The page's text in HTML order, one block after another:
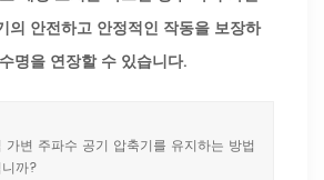
의 안전하고 안정적인 작동을 보장하
명을 연장할 수 있습니다.
가변 주파수 공기 압축기를 유지하는 방법
까?